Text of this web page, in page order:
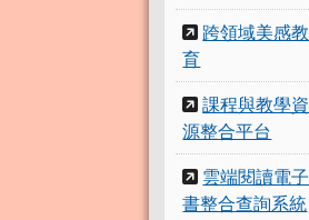
跨領域美感教
育
課程與教學資
源整合平台
雲端閱讀電子
書整合查詢系統